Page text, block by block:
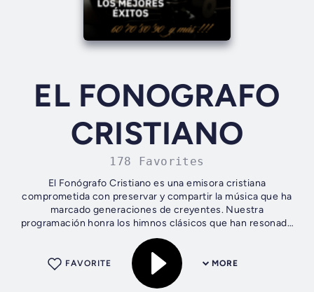
EL FONOGRAFO
CRISTIANO
178 Favorites
El Fonógrafo Cristiano es una emisora cristiana
comprometida con preservar y compartir la música que ha
marcado generaciones de creyentes. Nuestra
programación honra los himnos clásicos que han resonado
en iglesias de todo el mundo, así como las...
MORE
FAVORITE